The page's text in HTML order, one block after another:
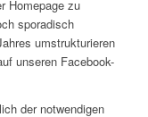
Homepage zu
sporadisch
umstrukturieren
unseren Facebook-
der notwendigen